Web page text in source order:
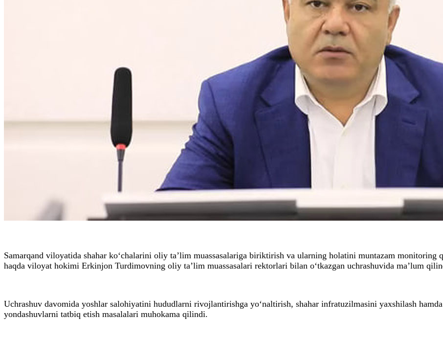
Samarqand viloyatida shahar ko‘chalarini oliy ta’lim muassasalariga biriktirish va ularning holatini muntazam
haqda viloyat hokimi Erkinjon Turdimovning oliy ta’lim muassasalari rektorlari bilan o‘tkazgan uchrashuvida ma’lum
Uchrashuv davomida yoshlar salohiyatini hududlarni rivojlantirishga yo‘naltirish, shahar infratuzilmasini yaxshilash
yondashuvlarni tatbiq etish masalalari muhokama qilindi.